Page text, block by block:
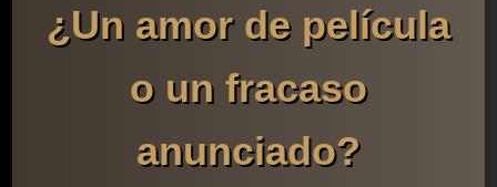
¿Un amor de película
o un fracaso
anunciado?